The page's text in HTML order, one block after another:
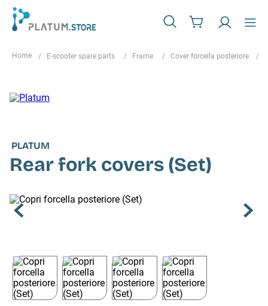
E-scooter spare parts Frame Cover forcella posteriore
PLATUM
Rear fork covers (Set)